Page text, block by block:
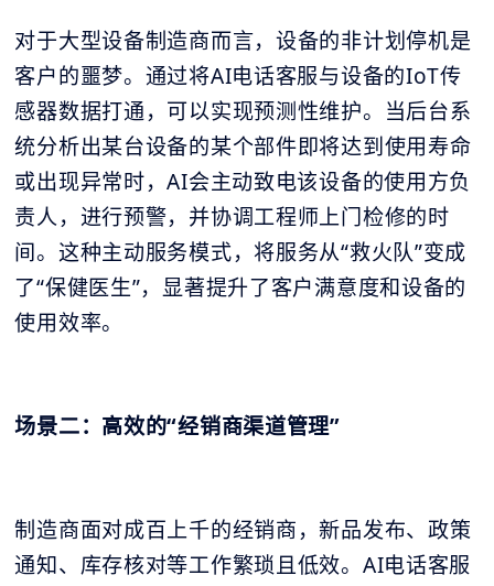
对于大型设备制造商而言，设备的非计划停机是
客户的噩梦。通过将AI电话客服与设备的IoT传
感器数据打通，可以实现预测性维护。当后台系
统分析出某台设备的某个部件即将达到使用寿命
或出现异常时，AI会主动致电该设备的使用方负
责人，进行预警，并协调工程师上门检修的时
间。这种主动服务模式，将服务从“救火队”变成
了“保健医生”，显著提升了客户满意度和设备的
使用效率。
场景二：高效的“经销商渠道管理”
制造商面对成百上千的经销商，新品发布、政策
通知、库存核对等工作繁琐且低效。AI电话客服